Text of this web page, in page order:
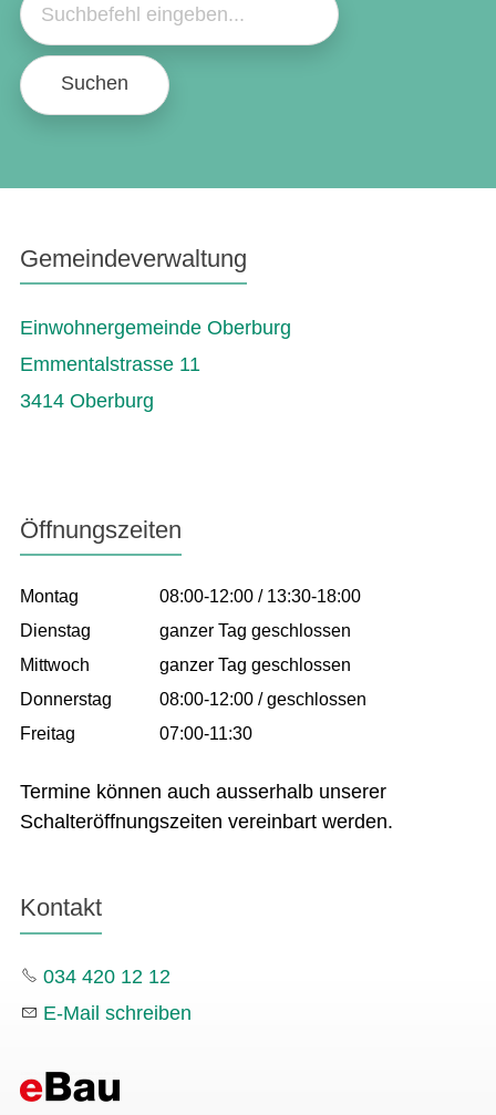
Suchen
Gemeindeverwaltung
Einwohnergemeinde Oberburg
Emmentalstrasse 11
3414 Oberburg
Öffnungszeiten
Montag
08:00-12:00 / 13:30-18:00
Dienstag
ganzer Tag geschlossen
Mittwoch
ganzer Tag geschlossen
Donnerstag
08:00-12:00 / geschlossen
Freitag
07:00-11:30
Termine können auch ausserhalb unserer
Schalteröffnungszeiten vereinbart werden.
Kontakt
034 420 12 12
E-Mail schreiben